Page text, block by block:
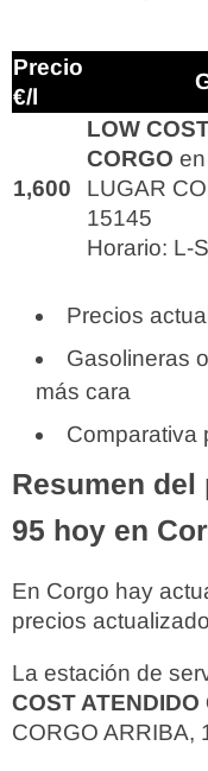
Precio
€/l
1,600
LOW
CORGO
LUGAR
15145
Horario: L-
Precios
Gasolineras
más cara
Comparativa
Resumen del
95 hoy en
En Corgo hay
precios
La estación de
COST ATENDIDO
CORGO ARRIBA,